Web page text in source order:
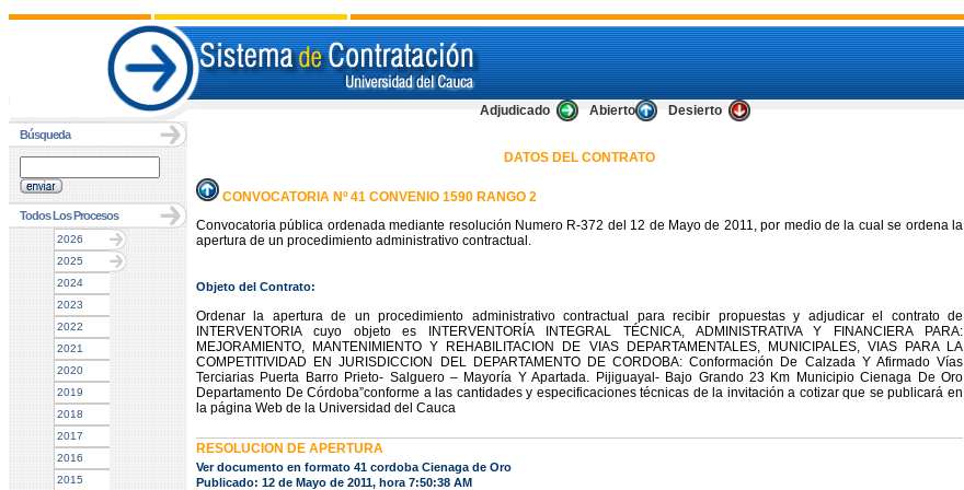
Adjudicado Abierto Desierto
Búsqueda
Todos Los Procesos
2026
2025
2024
2023
2022
2021
2020
2019
2018
2017
2016
2015
DATOS DEL CONTRATO
CONVOCATORIA Nº 41 CONVENIO 1590 RANGO 2
Convocatoria pública ordenada mediante resolución Numero R-372 del 12 de Mayo de 2011, por medio de la cual se ordena la
apertura de un procedimiento administrativo contractual.
Objeto del Contrato:
Ordenar la apertura de un procedimiento administrativo contractual para recibir propuestas y adjudicar el contrato de
INTERVENTORIA cuyo objeto es INTERVENTORÍA INTEGRAL TÉCNICA, ADMINISTRATIVA Y FINANCIERA PARA:
MEJORAMIENTO, MANTENIMIENTO Y REHABILITACION DE VIAS DEPARTAMENTALES, MUNICIPALES, VIAS PARA LA
COMPETITIVIDAD EN JURISDICCION DEL DEPARTAMENTO DE CORDOBA: Conformación De Calzada Y Afirmado Vías
Terciarias Puerta Barro Prieto- Salguero – Mayoría Y Apartada. Pijiguayal- Bajo Grando 23 Km Municipio Cienaga De Oro
Departamento De Córdoba”conforme a las cantidades y especificaciones técnicas de la invitación a cotizar que se publicará en
la página Web de la Universidad del Cauca
RESOLUCION DE APERTURA
Ver documento en formato 41 cordoba Cienaga de Oro
Publicado: 12 de Mayo de 2011, hora 7:50:38 AM